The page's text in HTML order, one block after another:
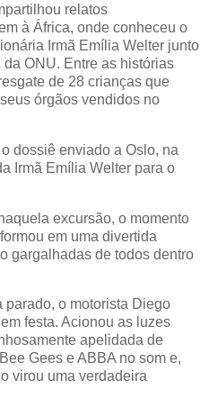
relatos
à África, onde conheceu o
Irmã Emília Welter junto
ONU. Entre as histórias
de 28 crianças que
órgãos vendidos no
dossiê enviado a Oslo, na
Irmã Emília Welter para o
excursão, o momento
em uma divertida
gargalhadas de todos dentro
parado, o motorista Diego
festa. Acionou as luzes
apelidada de
Gees e ABBA no som e,
virou uma verdadeira